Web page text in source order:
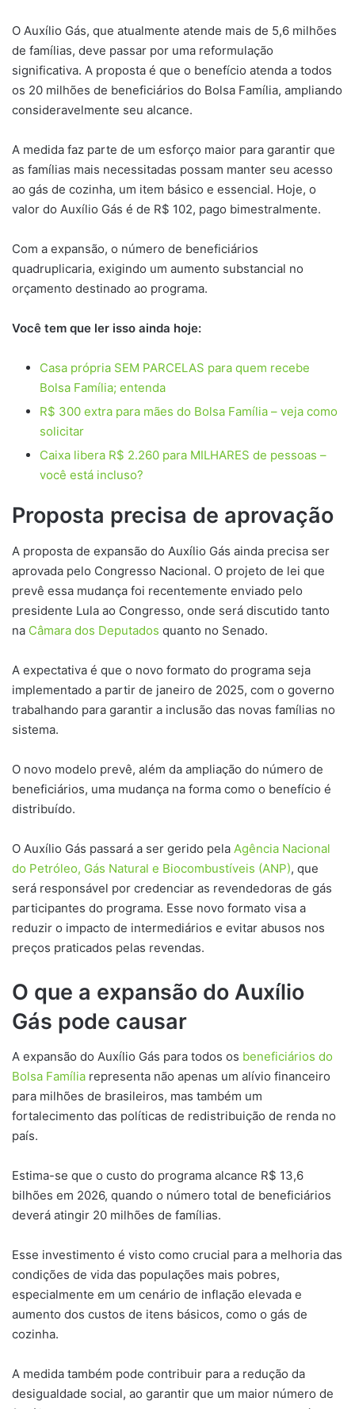
O Auxílio Gás, que atualmente atende mais de 5,6 milhões
de famílias, deve passar por uma reformulação
significativa. A proposta é que o benefício atenda a todos
os 20 milhões de beneficiários do Bolsa Família, ampliando
consideravelmente seu alcance.
A medida faz parte de um esforço maior para garantir que
as famílias mais necessitadas possam manter seu acesso
ao gás de cozinha, um item básico e essencial. Hoje, o
valor do Auxílio Gás é de R$ 102, pago bimestralmente.
Com a expansão, o número de beneficiários
quadruplicaria, exigindo um aumento substancial no
orçamento destinado ao programa.
Você tem que ler isso ainda hoje:
Casa própria SEM PARCELAS para quem recebe
Bolsa Família; entenda
R$ 300 extra para mães do Bolsa Família – veja como
solicitar
Caixa libera R$ 2.260 para MILHARES de pessoas –
você está incluso?
Proposta precisa de aprovação
A proposta de expansão do Auxílio Gás ainda precisa ser
aprovada pelo Congresso Nacional. O projeto de lei que
prevê essa mudança foi recentemente enviado pelo
presidente Lula ao Congresso, onde será discutido tanto
na Câmara dos Deputados quanto no Senado.
A expectativa é que o novo formato do programa seja
implementado a partir de janeiro de 2025, com o governo
trabalhando para garantir a inclusão das novas famílias no
sistema.
O novo modelo prevê, além da ampliação do número de
beneficiários, uma mudança na forma como o benefício é
distribuído.
O Auxílio Gás passará a ser gerido pela Agência Nacional
do Petróleo, Gás Natural e Biocombustíveis (ANP), que
será responsável por credenciar as revendedoras de gás
participantes do programa. Esse novo formato visa a
reduzir o impacto de intermediários e evitar abusos nos
preços praticados pelas revendas.
O que a expansão do Auxílio
Gás pode causar
A expansão do Auxílio Gás para todos os beneficiários do
Bolsa Família representa não apenas um alívio financeiro
para milhões de brasileiros, mas também um
fortalecimento das políticas de redistribuição de renda no
país.
Estima-se que o custo do programa alcance R$ 13,6
bilhões em 2026, quando o número total de beneficiários
deverá atingir 20 milhões de famílias.
Esse investimento é visto como crucial para a melhoria das
condições de vida das populações mais pobres,
especialmente em um cenário de inflação elevada e
aumento dos custos de itens básicos, como o gás de
cozinha.
A medida também pode contribuir para a redução da
desigualdade social, ao garantir que um maior número de